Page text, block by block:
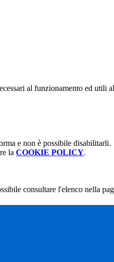
al funzionamento ed utili
e non è possibile disabilitarli.
la COOKIE POLICY.
consultare l'elenco nella